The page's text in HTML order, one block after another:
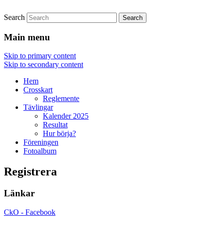
Crosskart Original
Crosskart Original
Search
Main menu
Skip to primary content
Skip to secondary content
Hem
Crosskart
Reglemente
Tävlingar
Kalender 2025
Resultat
Hur börja?
Föreningen
Fotoalbum
Registrera
Länkar
CkO - Facebook